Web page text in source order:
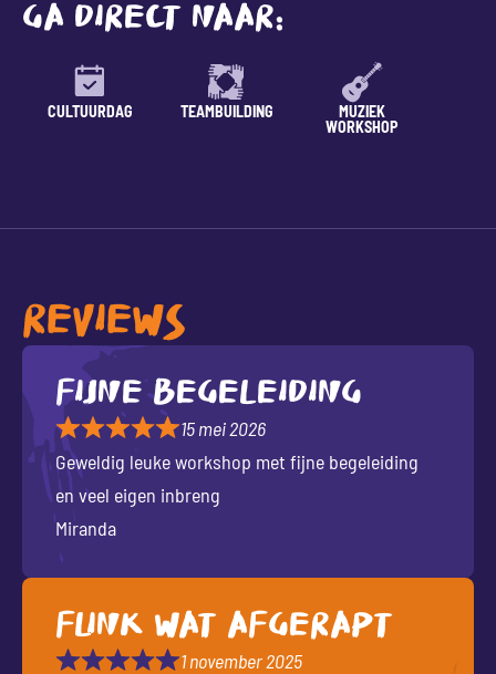
GA DIRECT NAAR:
CULTUURDAG TEAMBUILDING
MUZIEK
WORKSHOP
REVIEWS
Fijne begeleiding
15 mei 2026
Geweldig leuke workshop met fijne begeleiding
en veel eigen inbreng
Miranda
Flink wat afgerapt
1 november 2025